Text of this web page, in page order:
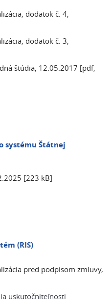
dodatok č. 4,
dodatok č. 3,
štúdia, 12.05.2017 [pdf,
systému Štátnej
[223 kB]
(RIS)
pred podpisom zmluvy,
uskutočniteľnosti